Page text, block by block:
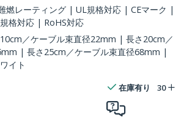
燃レーティング | UL規格対応 | CEマーク |
格対応 | RoHS対応
／ケーブル束直径22mm | 長さ20cm／
| 長さ25cm／ケーブル束直径68mm |
イト
在庫有り 30